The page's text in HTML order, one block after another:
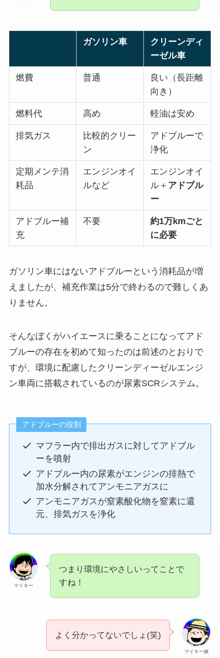
ガソリン車
クリーンディ
ーゼル車
燃費 普通
良い（長距離
向き）
燃料代 高め 軽油は安め
排気ガス
比較的クリー
ン
アドブルーで
浄化
定期メンテ消
耗品
エンジンオイ
ルなど
エンジンオイ
ル＋ アドブル
ー
アドブルー補
充
不要
約1万kmごと
に必要
ガソリン車にはないアドブルーという消耗品が増
えましたが、補充作業は5分で終わるので難しくあ
りません。
そんなぼくがハイエースに乗ることになってアド
ブルーの存在を初めて知ったのは前述のとおりで
すが、環境に配慮したクリーンディーゼルエンジ
ン車両に搭載されているのが尿素SCRシステム。
アドブルーの役割
マフラー内で排出ガスに対してアドブル
ーを噴射
アドブルー内の尿素がエンジンの排熱で
加水分解されてアンモニアガスに
アンモニアガスが窒素酸化物を窒素に還
元、排気ガスを浄化
マイキー
つまり環境にやさしいってことで
すね！
マイキー嫁
よく分かってないでしょ(笑)